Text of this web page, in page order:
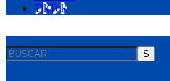
TikTok
S